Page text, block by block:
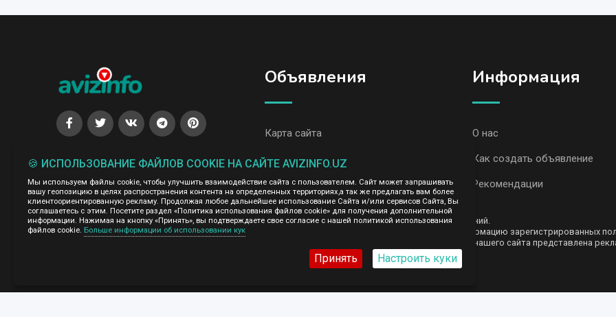
Объявления
Карта сайта
Все объявления, Гулистан
Все объявления AvizInfo
Информация
О нас
Как создать объявление
Рекомендации
Администрация сайта AvizInfo.uz не несет ответственность за содержание размещенных объявлений.
Мы ценим конфиденциальность наших пользователей. Мы не передаем и не продаем личную информацию зарегистрированных
правила конфиденциальности сайтов на которые ссылается AvizInfo.uz. На некоторых страницах нашего сайта представлена
нажмите тут.
🍪 ИСПОЛЬЗОВАНИЕ ФАЙЛОВ COOKIE НА САЙТЕ AVIZINFO.UZ
Мы используем файлы cookie, чтобы улучшить взаимодействие сайта с пользователем. Сайт может запрашивать
вашу геопозицию в целях распространения контента на определенных территориях,а так же предлагать вам более
клиентоориентированную рекламу. Продолжая любое дальнейшее использование Сайта и/или сервисов Сайта, Вы
соглашаетесь с этим. Посетите раздел «Политика использования файлов cookie» для получения дополнительной
информации. Нажимая на кнопку «Принять», вы подтверждаете свое согласие с нашей политикой использования
файлов cookie. Больше информации об использовании кук
Принять Настроить куки